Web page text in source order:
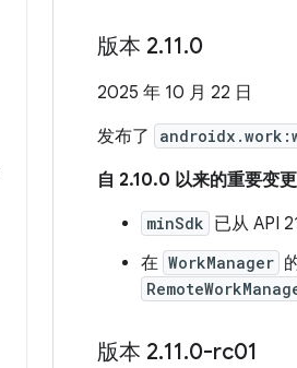
版本 2.11.0
2025 年 10 月 22 日
发布了
自 2.10.0 以来的重要变更
minSdk 已从 API
在 WorkManager
版本 2.11.0-rc01